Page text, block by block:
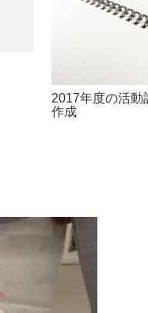
2017年度の活動
作成